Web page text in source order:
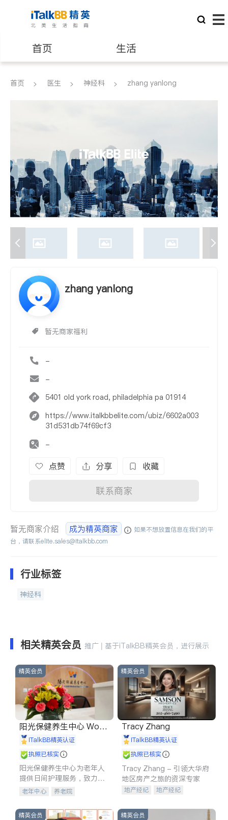
首页 生活
医生 律师
养老 非盈利组织
首页 医生 神经科 zhang yanlong
zhang yanlong
暂无商家福利
-
-
5401 old york road, philadelphia pa 01914
https://www.italkbbelite.com/ubiz/6602a003
31d531db74f69cf3
-
点赞 分享 收藏
联系商家
暂无商家介绍 成为精英商家
如果不想放置信息在我们的平
台，请联系elite.sales@italkbb.com
行业标签
神经科
相关精英会员 推广 | 基于iTalkBB精英会员，进行展示
精英会员
阳光保健养生中心 World
shine
iTalkBB精英认证
执照已核实
阳光保健养生中心为老年人
提供日间护理服务，致力于
通过持续的护理创新来有效
老年中心 养老院
精英会员
Tracy Zhang
iTalkBB精英认证
执照已核实
Tracy Zhang - 引领大华府
地区房产之旅的资深专家
地产经纪
地产经纪
商铺租售
精英会员 精英会员